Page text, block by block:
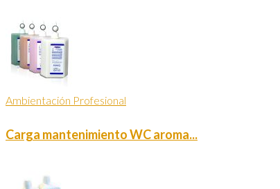
Ambientación Profesional
Carga mantenimiento WC aroma...